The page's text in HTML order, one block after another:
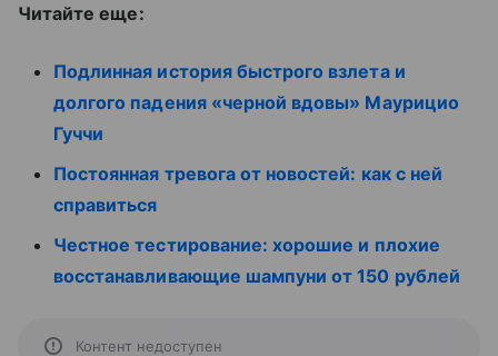
Читайте еще:
Подлинная история быстрого взлета и
долгого падения «черной вдовы» Маурицио
Гуччи
Постоянная тревога от новостей: как с ней
справиться
Честное тестирование: хорошие и плохие
восстанавливающие шампуни от 150 рублей
Контент недоступен